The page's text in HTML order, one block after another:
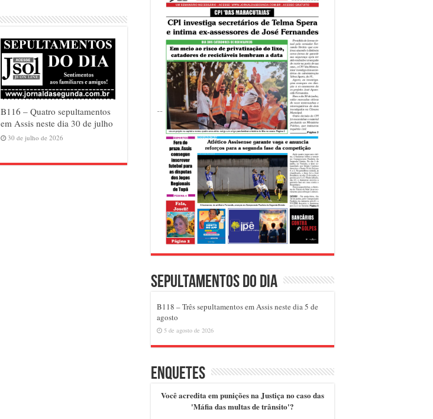
B116 – Quatro sepultamentos
em Assis neste dia 30 de julho
30 de julho de 2026
Sepultamentos do dia
B118 – Três sepultamentos em Assis neste dia 5 de
agosto
5 de agosto de 2026
Enquetes
Você acredita em punições na Justiça no caso das
'Máfia das multas de trânsito'?